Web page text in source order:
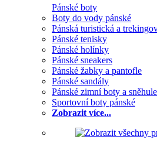
Pánské boty
Boty do vody pánské
Pánská turistická a
Pánské tenisky
Pánské holínky
Pánské sneakers
Pánské žabky a pantofle
Pánské sandály
Pánské zimní boty a sněhule
Sportovní boty pánské
Zobrazit více...